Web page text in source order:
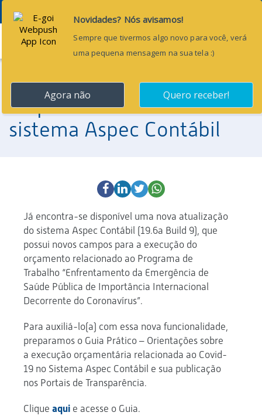
Menu
20 de abril de 2020
Disponível nova versão do
sistema Aspec Contábil
Já encontra-se disponível uma nova atualização
do sistema Aspec Contábil (19.6a Build 9), que
possui novos campos para a execução do
orçamento relacionado ao Programa de
Trabalho “Enfrentamento da Emergência de
Saúde Pública de Importância Internacional
Decorrente do Coronavírus”.
Para auxiliá-lo(a) com essa nova funcionalidade,
preparamos o Guia Prático – Orientações sobre
a execução orçamentária relacionada ao Covid-
19 no Sistema Aspec Contábil e sua publicação
nos Portais de Transparência.
Clique aqui e acesse o Guia.